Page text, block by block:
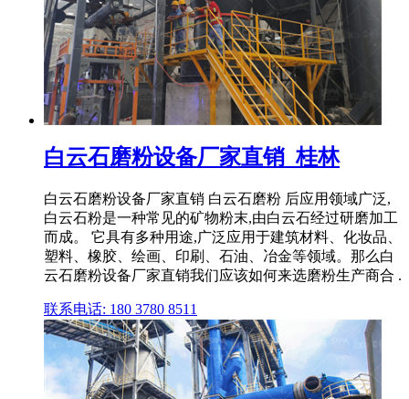
白云石磨粉设备厂家直销_桂林
白云石磨粉设备厂家直销 白云石磨粉 后应用领域广泛,
白云石粉是一种常见的矿物粉末,由白云石经过研磨加工
而成。 它具有多种用途,广泛应用于建筑材料、化妆品、
塑料、橡胶、绘画、印刷、石油、冶金等领域。那么白
云石磨粉设备厂家直销我们应该如何来选磨粉生产商合 .
联系电话: 180 3780 8511